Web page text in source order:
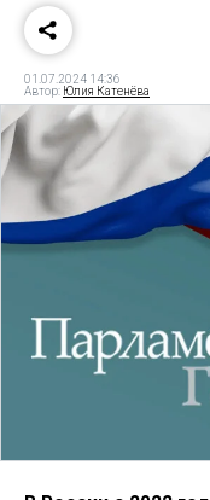
01.07.2024 14:36
Автор: Юлия Катенёва